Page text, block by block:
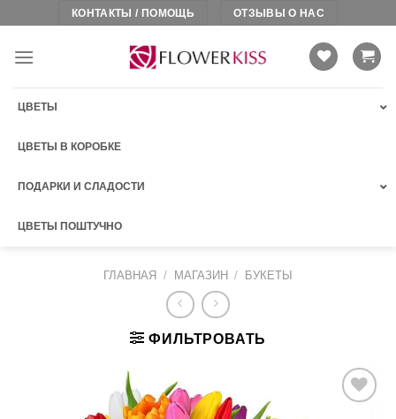
content
КОНТАКТЫ / ПОМОЩЬ ОТЗЫВЫ О НАС
ЦВЕТЫ
ЦВЕТЫ В КОРОБКЕ
ПОДАРКИ И СЛАДОСТИ
ЦВЕТЫ ПОШТУЧНО
ГЛАВНАЯ / МАГАЗИН / БУКЕТЫ
ФИЛЬТРОВАТЬ